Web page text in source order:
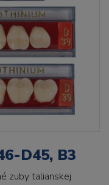
D45, B3
zuby talianskej